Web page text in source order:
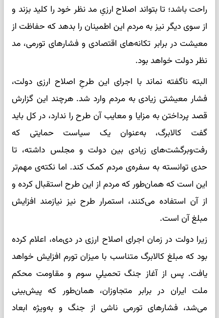
راحت باشد؛ تا بتواند اصلاح ارزیِ مد نظر خود را کلید بزند و
از سوی دیگر نیز به مردم این اطمینان را بدهد که حفاظت از
معیشت در برابر تکانه‌های اقتصادی و فشارهای تورمی، مد
نظر دولت خواهد بود.
البته ناگفته نماند با اجرای این طرحِ اصلاح ارزی دولت،
فشار معیشتی زیادی به مردم وارد شد. هرچند این گزارش
قصد پرداختن به مزایا و معایب آن طرح را ندارد، در کل باید
گفت کالابرگ، به‌عنوان یک سیاست حمایتی که
رفت‌وبرگشت‌های زیادی بین دولت و مجلس داشته، تا
حدی توانسته به سفره‌ی مردم کمک کند. اما نکته‌ی مهم‌تر
این است که همان‌طور که مردم از این طرح استقبال کرده و
از آن استفاده می‌کنند، استمرار طرح نیز نیازمند افزایش
مبلغ آن است.
زیرا دولت در زمان اجرای اصلاح ارزی در دی‌ماه، اعلام کرده
بود که مبلغ کالابرگ متناسب با میزان تورم افزایش خواهد
یافت. پس از آغاز جنگ تحمیلیِ سوم و مقاومت محکم
ملت ایران در برابر متجاوزان، همان‌طور که پیش‌بینی
می‌شد، فشارهای تورمی ناشی از جنگ و به‌ویژه ابعاد